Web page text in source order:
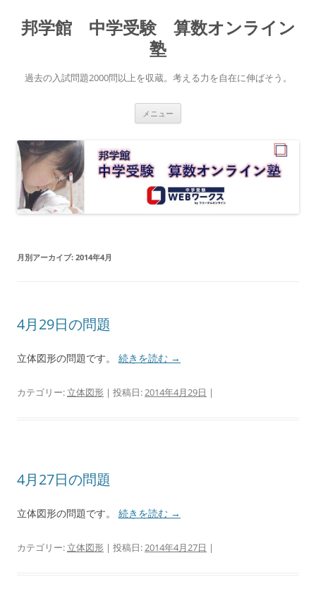
テ
ン
キ
ッ
邦学館 中学受験 算数オンライン
塾
過去の入試問題2000問以上を収蔵。考える力を自在に伸ばそう。
メニュー
月別アーカイブ: 2014年4月
4月29日の問題
立体図形の問題です。 続きを読む →
カテゴリー: 立体図形 | 投稿日:2014年4月29日 |
4月27日の問題
立体図形の問題です。 続きを読む →
カテゴリー: 立体図形 | 投稿日:2014年4月27日 |